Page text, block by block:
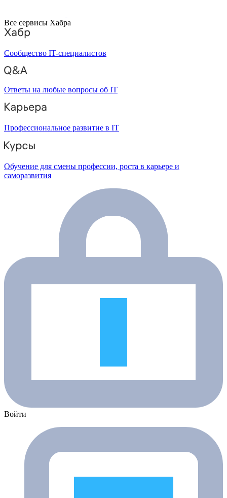
Все сервисы Хабра
Сообщество IT-специалистов
Ответы на любые вопросы об IT
Профессиональное развитие в IT
Обучение для смены профессии, роста в карьере и
саморазвития
Войти